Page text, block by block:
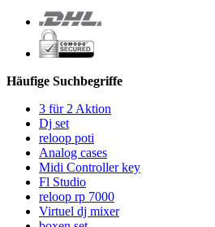
Häufige Suchbegriffe
3 für 2 Aktion
Dj set
reloop poti
Analog cases
Midi Controller key
Fl Studio
reloop rp 7000
Virtuel dj mixer